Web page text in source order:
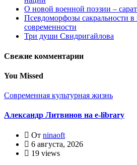
О новой военной поэзии –
Псевдоморфозы сакральности в
современности
Три души Свидригайлова
Свежие комментарии
You Missed
Современная культурная жизнь
Александр Литвинов на e-library
От ninaoft
6 августа, 2026
19 views